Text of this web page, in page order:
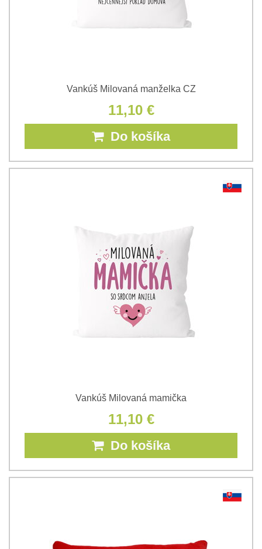
Vankúš Milovaná manželka CZ
11,10 €
Do košíka
Vankúš Milovaná mamička
11,10 €
Do košíka